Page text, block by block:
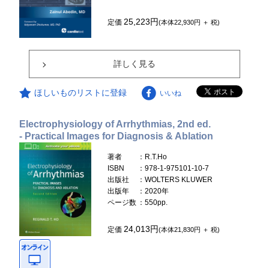
定価 25,223円(本体22,930円 ＋ 税)
詳しく見る
ほしいものリストに登録 いいね
Electrophysiology of Arrhythmias, 2nd ed.
- Practical Images for Diagnosis & Ablation
著者
：R.T.Ho
ISBN
：978-1-975101-10-7
出版社
：WOLTERS KLUWER
出版年
：2020年
ページ数 ：550pp.
定価24,013円(本体21,830円 ＋ 税)